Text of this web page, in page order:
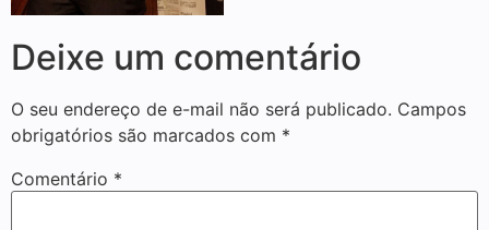
Deixe um comentário
O seu endereço de e-mail não será publicado. Campos
obrigatórios são marcados com *
Comentário *